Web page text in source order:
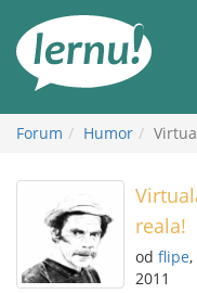
vsebini
Forum Humor
reala!
od flipe
2011